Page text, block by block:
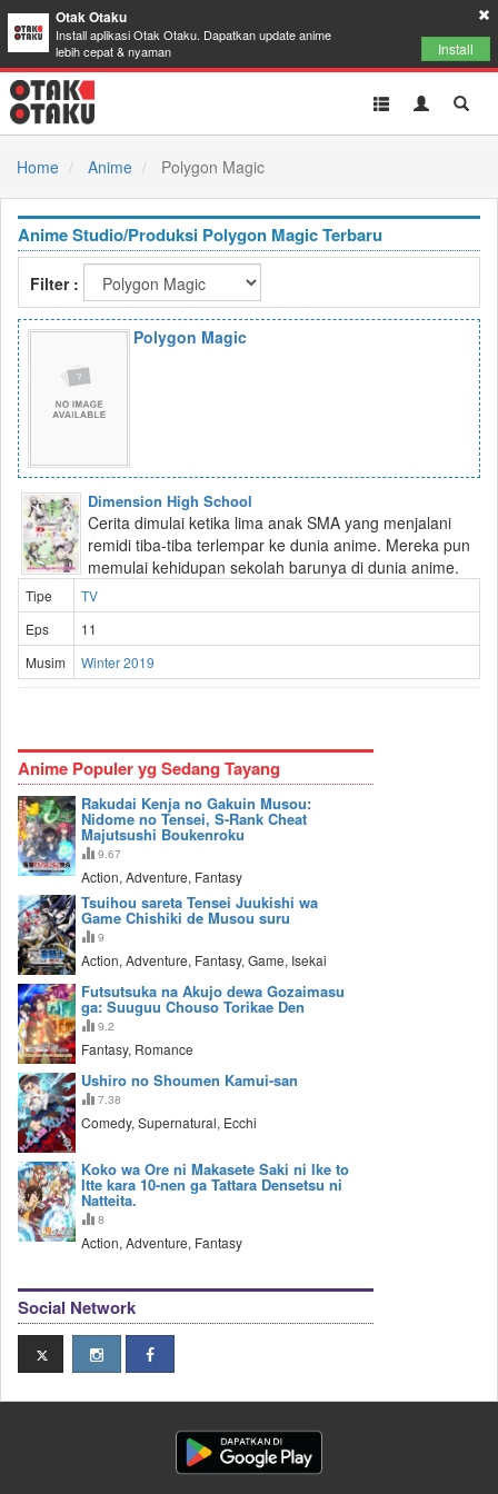
Otak Otaku
Install aplikasi Otak Otaku. Dapatkan update anime
lebih cepat & nyaman
Install
Toggle
Toggle
Home
Anime Polygon Magic
Anime Studio/Produksi Polygon Magic Terbaru
Filter :
Polygon Magic
Dimension High School
Cerita dimulai ketika lima anak SMA yang menjalani
remidi tiba-tiba terlempar ke dunia anime. Mereka pun
memulai kehidupan sekolah barunya di dunia anime.
Tipe
TV
Eps
11
Musim
Winter 2019
Anime Populer yg Sedang Tayang
Rakudai Kenja no Gakuin Musou:
Nidome no Tensei, S-Rank Cheat
Majutsushi Boukenroku
9.67
Action, Adventure, Fantasy
Tsuihou sareta Tensei Juukishi wa
Game Chishiki de Musou suru
9
Action, Adventure, Fantasy, Game, Isekai
Futsutsuka na Akujo dewa Gozaimasu
ga: Suuguu Chouso Torikae Den
9.2
Fantasy, Romance
Ushiro no Shoumen Kamui-san
7.38
Comedy, Supernatural, Ecchi
Koko wa Ore ni Makasete Saki ni Ike to
Itte kara 10-nen ga Tattara Densetsu ni
Natteita.
8
Action, Adventure, Fantasy
Social Network